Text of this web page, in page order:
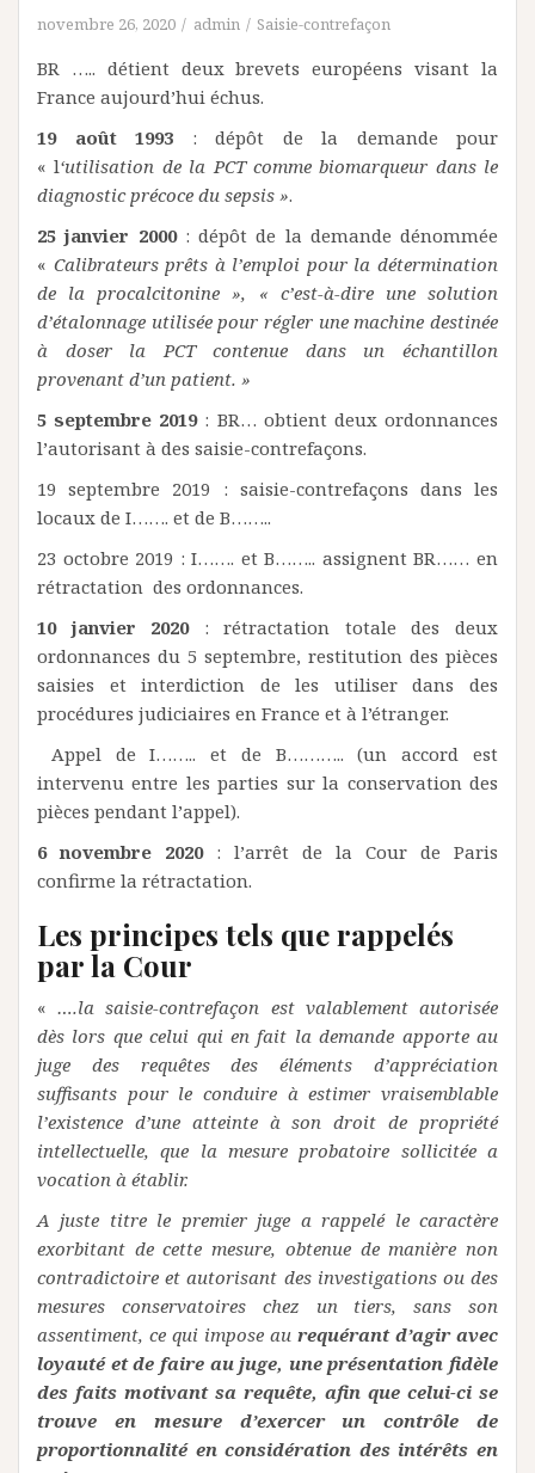
novembre 26, 2020 admin Saisie-contrefaçon
BR ….. détient deux brevets européens visant la
France aujourd’hui échus.
19 août 1993 : dépôt de la demande pour
« l‘utilisation de la PCT comme biomarqueur dans le
diagnostic précoce du sepsis ».
25 janvier 2000 : dépôt de la demande dénommée
« Calibrateurs prêts à l’emploi pour la détermination
de la procalcitonine », « c’est-à-dire une solution
d’étalonnage utilisée pour régler une machine destinée
à doser la PCT contenue dans un échantillon
provenant d’un patient. »
5 septembre 2019: BR… obtient deux ordonnances
l’autorisant à des saisie-contrefaçons.
19 septembre 2019 : saisie-contrefaçons dans les
locaux de I……. et de B……..
23 octobre 2019 : I……. et B…….. assignent BR…… en
rétractation des ordonnances.
10 janvier 2020: rétractation totale des deux
ordonnances du 5 septembre, restitution des pièces
saisies et interdiction de les utiliser dans des
procédures judiciaires en France et à l’étranger.
Appel de I…….. et de B……….. (un accord est
intervenu entre les parties sur la conservation des
pièces pendant l’appel).
6 novembre 2020: l’arrêt de la Cour de Paris
confirme la rétractation.
Les principes tels que rappelés
par la Cour
«….la saisie-contrefaçon est valablement autorisée
dès lors que celui qui en fait la demande apporte au
juge des requêtes des éléments d’appréciation
suffisants pour le conduire à estimer vraisemblable
l’existence d’une atteinte à son droit de propriété
intellectuelle, que la mesure probatoire sollicitée a
vocation à établir.
A juste titre le premier juge a rappelé le caractère
exorbitant de cette mesure, obtenue de manière non
contradictoire et autorisant des investigations ou des
mesures conservatoires chez un tiers, sans son
assentiment, ce qui impose au requérant d’agir avec
loyauté et de faire au juge, une présentation fidèle
des faits motivant sa requête, afin que celui-ci se
trouve en mesure d’exercer un contrôle de
proportionnalité en considération des intérêts en